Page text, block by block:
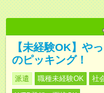
【未経験OK】や
のピッキング！
派遣 職種未経験OK 社